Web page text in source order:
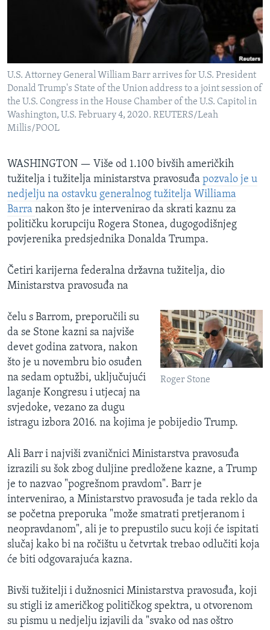
Learning English
PRATITE NAS
U.S. Attorney General William Barr arrives for U.S. President
Donald Trump's State of the Union address to a joint session of
the U.S. Congress in the House Chamber of the U.S. Capitol in
Washington, U.S. February 4, 2020. REUTERS/Leah
Millis/POOL
WASHINGTON — Više od 1.100 bivših američkih
tužitelja i tužitelja ministarstva pravosuđa pozvalo je u
nedjelju na ostavku generalnog tužitelja Williama
Barra nakon što je intervenirao da skrati kaznu za
političku korupciju Rogera Stonea, dugogodišnjeg
povjerenika predsjednika Donalda Trumpa.
Četiri karijerna federalna državna tužitelja, dio
Ministarstva pravosuđa na
Roger Stone
čelu s Barrom, preporučili su
da se Stone kazni sa najviše
devet godina zatvora, nakon
što je u novembru bio osuđen
na sedam optužbi, uključujući
laganje Kongresu i utjecaj na
svjedoke, vezano za dugu
istragu izbora 2016. na kojima je pobijedio Trump.
Ali Barr i najviši zvaničnici Ministarstva pravosuđa
izrazili su šok zbog duljine predložene kazne, a Trump
je to nazvao "pogrešnom pravdom". Barr je
intervenirao, a Ministarstvo pravosuđa je tada reklo da
se početna preporuka "može smatrati pretjeranom i
neopravdanom", ali je to prepustilo sucu koji će ispitati
slučaj kako bi na ročištu u četvrtak trebao odlučiti koja
će biti odgovarajuća kazna.
Bivši tužitelji i dužnosnici Ministarstva pravosuđa, koji
su stigli iz američkog političkog spektra, u otvorenom
su pismu u nedjelju izjavili da "svako od nas oštro